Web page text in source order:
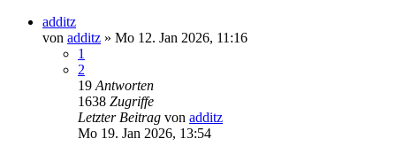
additz
von additz » Mo 12. Jan 2026, 11:16
1
2
19 Antworten
1638 Zugriffe
Letzter Beitrag von additz
Mo 19. Jan 2026, 13:54